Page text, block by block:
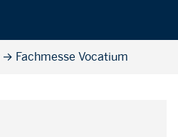
→ Fachmesse Vocatium